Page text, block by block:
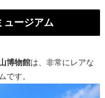
ュージアム
博物館は、非常にレアな
です。